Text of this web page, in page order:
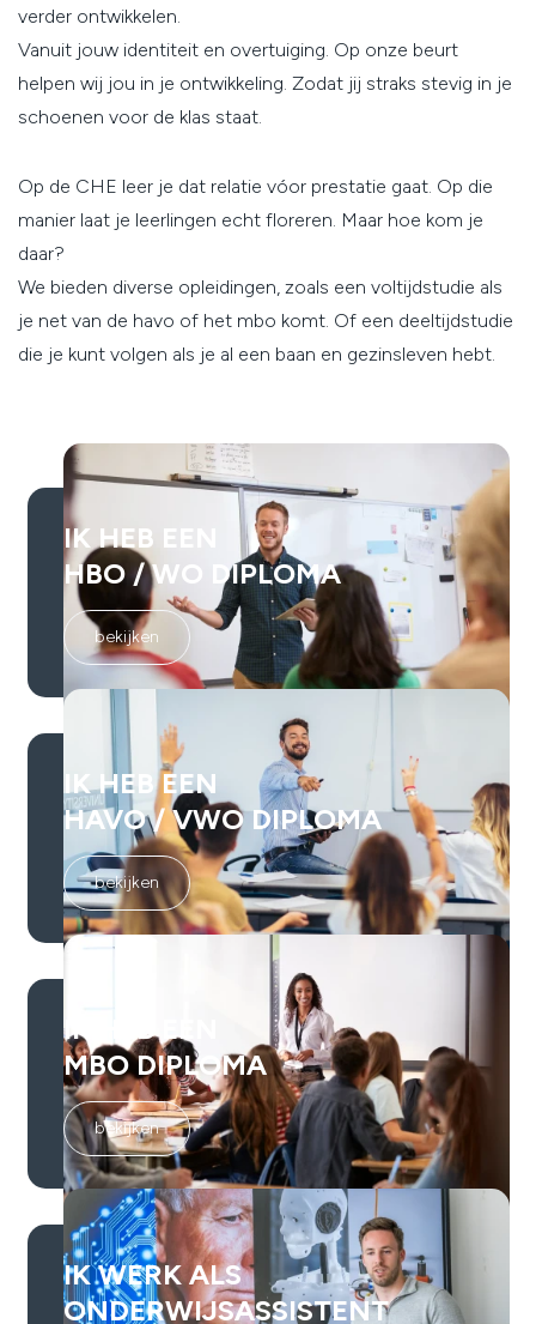
verder ontwikkelen.
Vanuit jouw identiteit en overtuiging. Op onze beurt
helpen wij jou in je ontwikkeling. Zodat jij straks stevig in je
schoenen voor de klas staat.
Op de CHE leer je dat relatie vóor prestatie gaat. Op die
manier laat je leerlingen echt floreren. Maar hoe kom je
daar?
We bieden diverse opleidingen, zoals een voltijdstudie als
je net van de havo of het mbo komt. Of een deeltijdstudie
die je kunt volgen als je al een baan en gezinsleven hebt.
IK HEB EEN
HBO / WO DIPLOMA
bekijken
IK HEB EEN
HAVO / VWO DIPLOMA
bekijken
IK HEB EEN
MBO DIPLOMA
bekijken
IK WERK ALS
ONDERWIJSASSISTENT